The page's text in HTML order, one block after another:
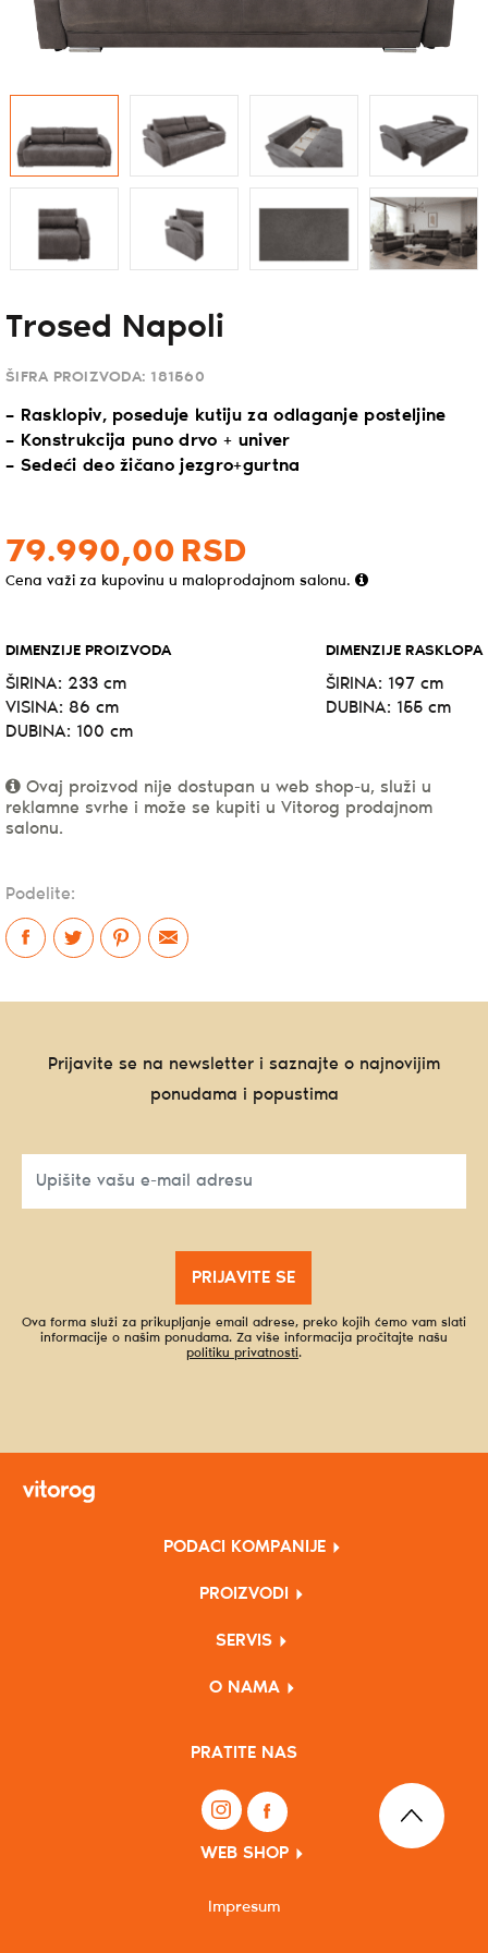
Trosed Napoli
ŠIFRA PROIZVODA: 181560
– Rasklopiv, poseduje kutiju za odlaganje posteljine
– Konstrukcija puno drvo + univer
– Sedeći deo žičano jezgro+gurtna
79.990,00 RSD
Cena važi za kupovinu u maloprodajnom salonu.
DIMENZIJE PROIZVODA
ŠIRINA: 233 cm
VISINA: 86 cm
DUBINA: 100 cm
DIMENZIJE RASKLOPA
ŠIRINA: 197 cm
DUBINA: 155 cm
Ovaj proizvod nije dostupan u web shop-u, služi u
reklamne svrhe i može se kupiti u Vitorog prodajnom
salonu.
Podelite:
Prijavite se na newsletter i saznajte o najnovijim
ponudama i popustima
PRIJAVITE SE
Ova forma služi za prikupljanje email adrese, preko kojih ćemo vam slati
informacije o našim ponudama. Za više informacija pročitajte našu
politiku privatnosti.
PODACI KOMPANIJE
PROIZVODI
SERVIS
O NAMA
PRATITE NAS
WEB SHOP
Impresum